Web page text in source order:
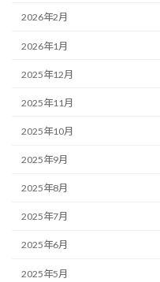
2026年2月
2026年1月
2025年12月
2025年11月
2025年10月
2025年9月
2025年8月
2025年7月
2025年6月
2025年5月